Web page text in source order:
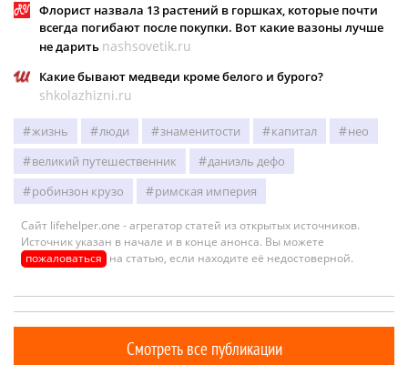
Флорист назвала 13 растений в горшках, которые почти
всегда погибают после покупки. Вот какие вазоны лучше
не дарить nashsovetik.ru
Какие бывают медведи кроме белого и бурого?
shkolazhizni.ru
жизнь люди знаменитости капитал
нео
великий путешественник
даниэль дефо
робинзон крузо
римская империя
Сайт lifehelper.one - агрегатор статей из открытых источников.
Источник указан в начале и в конце анонса. Вы можете
пожаловаться на статью, если находите её недостоверной.
Смотреть все публикации